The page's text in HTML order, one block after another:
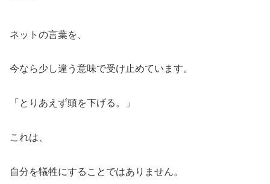
ネットの言葉を、
今なら少し違う意味で受け止めています。
「とりあえず頭を下げる。」
これは、
自分を犠牲にすることではありません。